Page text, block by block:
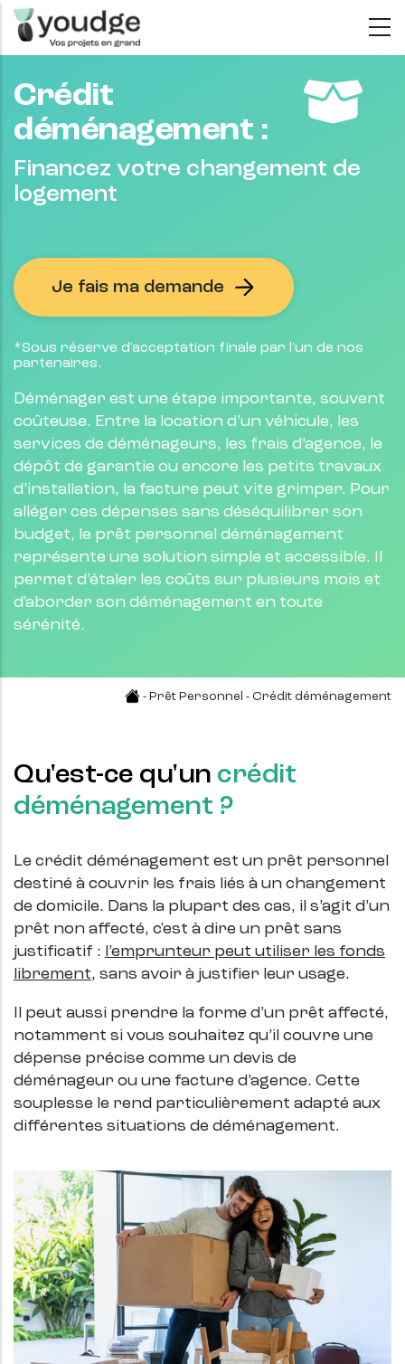
Aller
au
principal
Crédit
déménagement :
Financez votre changement de
logement
Je fais ma demande
*Sous réserve d'acceptation finale par l'un de nos
partenaires.
Déménager est une étape importante, souvent
coûteuse. Entre la location d’un véhicule, les
services de déménageurs, les frais d’agence, le
dépôt de garantie ou encore les petits travaux
d’installation, la facture peut vite grimper. Pour
alléger ces dépenses sans déséquilibrer son
budget, le prêt personnel déménagement
représente une solution simple et accessible. Il
permet d’étaler les coûts sur plusieurs mois et
d'aborder son déménagement en toute
sérénité.
- Prêt Personnel - Crédit déménagement
Qu'est-ce qu'un crédit
déménagement ?
Le crédit déménagement est un prêt personnel
destiné à couvrir les frais liés à un changement
de domicile. Dans la plupart des cas, il s’agit d’un
prêt non affecté, c'est à dire un prêt sans
justificatif : l’emprunteur peut utiliser les fonds
librement, sans avoir à justifier leur usage.
Il peut aussi prendre la forme d’un prêt affecté,
notamment si vous souhaitez qu’il couvre une
dépense précise comme un devis de
déménageur ou une facture d’agence. Cette
souplesse le rend particulièrement adapté aux
différentes situations de déménagement.